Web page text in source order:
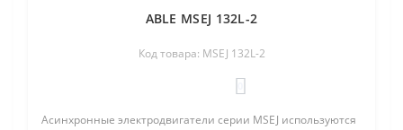
ABLE MSEJ 132L-2
Код товара: MSEJ 132L-2
Асинхронные электродвигатели серии MSEJ используются